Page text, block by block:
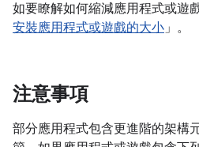
如要瞭解如何縮減應用程式或遊
安裝應用程式或遊戲的大小」。
注意事項
部分應用程式包含更進階的架構